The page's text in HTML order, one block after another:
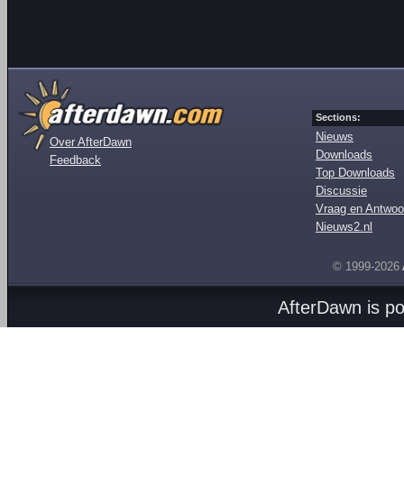
Over AfterDawn
Feedback
Sections:
Nieuws
Downloads
Top Downloads
Discussie
Vraag en
Nieuws2.nl
© 1999-2026
AfterDawn is